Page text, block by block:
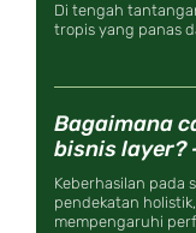
Di tengah
tropis yang panas
Bagaimana
bisnis layer?
Keberhasilan pada
pendekatan
mempengaruhi